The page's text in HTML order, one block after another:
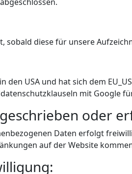
sobald diese für unsere
den USA und hat sich dem
mit Google
oder
Daten erfolgt
auf der Website